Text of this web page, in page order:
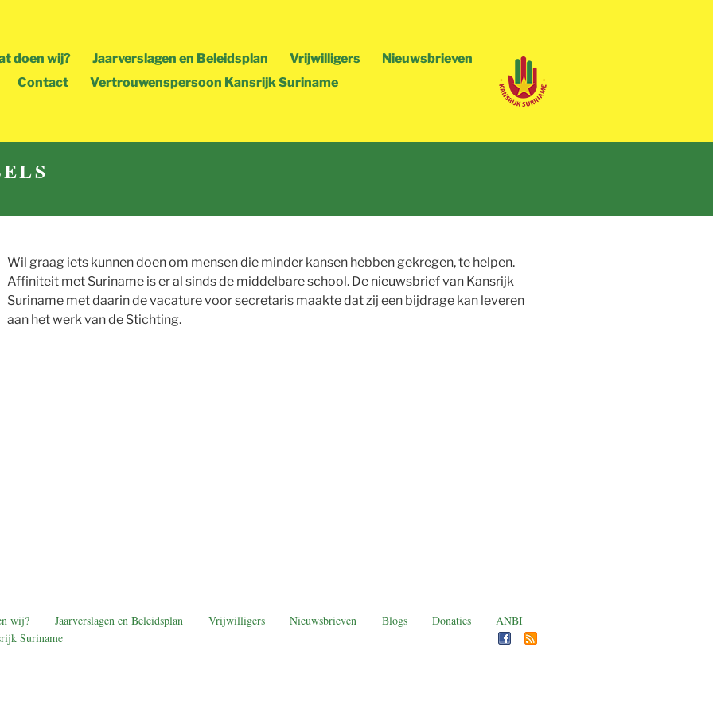
doen wij? Jaarverslagen en Beleidsplan Vrijwilligers
Nieuwsbrieven
Contact Vertrouwenspersoon Kansrijk Suriname
Wil graag iets kunnen doen om mensen die minder kansen hebben gekregen, te helpen.
Affiniteit met Suriname is er al sinds de middelbare school. De nieuwsbrief van Kansrijk
Suriname met daarin de vacature voor secretaris maakte dat zij een bijdrage kan leveren
aan het werk van de Stichting.
wij? Jaarverslagen en Beleidsplan Vrijwilligers Nieuwsbrieven Blogs Donaties
ANBI
Suriname